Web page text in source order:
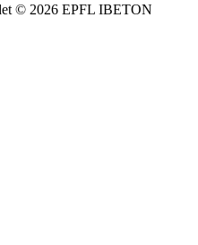
© 2026 EPFL IBETON